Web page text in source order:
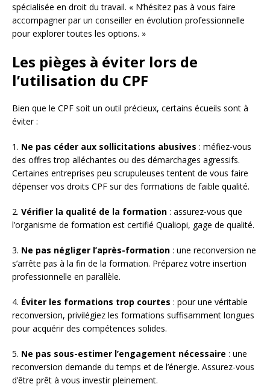
spécialisée en droit du travail. « N’hésitez pas à vous faire
accompagner par un conseiller en évolution professionnelle
pour explorer toutes les options. »
Les pièges à éviter lors de
l’utilisation du CPF
Bien que le CPF soit un outil précieux, certains écueils sont à
éviter :
1. Ne pas céder aux sollicitations abusives : méfiez-vous
des offres trop alléchantes ou des démarchages agressifs.
Certaines entreprises peu scrupuleuses tentent de vous faire
dépenser vos droits CPF sur des formations de faible qualité.
2. Vérifier la qualité de la formation : assurez-vous que
l’organisme de formation est certifié Qualiopi, gage de qualité.
3. Ne pas négliger l’après-formation : une reconversion ne
s’arrête pas à la fin de la formation. Préparez votre insertion
professionnelle en parallèle.
4. Éviter les formations trop courtes : pour une véritable
reconversion, privilégiez les formations suffisamment longues
pour acquérir des compétences solides.
5. Ne pas sous-estimer l’engagement nécessaire : une
reconversion demande du temps et de l’énergie. Assurez-vous
d’être prêt à vous investir pleinement.